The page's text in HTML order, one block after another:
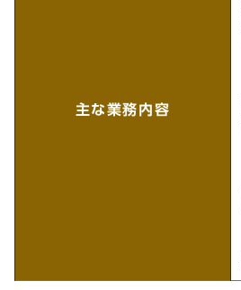
主な業務内容